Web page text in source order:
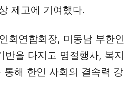
제고에 기여했다.
회연합회장, 미동남 부한인
을 다지고 명절행사, 복지
해 한인 사회의 결속력 강